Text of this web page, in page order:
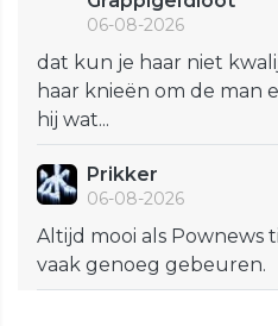
06-08-2026
dat kun je haar niet
haar knieën om de man
hij wat...
Prikker
06-08-2026
Altijd mooi als Pownews
vaak genoeg gebeuren.